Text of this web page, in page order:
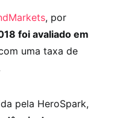
, por
foi avaliado em
uma taxa de
pela HeroSpark,